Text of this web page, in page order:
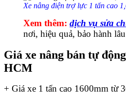
Xe nâng điện trợ lực 1 tấn cao
Xem thêm: dịch vụ sửa
nơi, hiệu quả, bảo hành lâu
Giá xe nâng bán tự
HCM
+ Giá xe 1 tấn cao 1600mm từ